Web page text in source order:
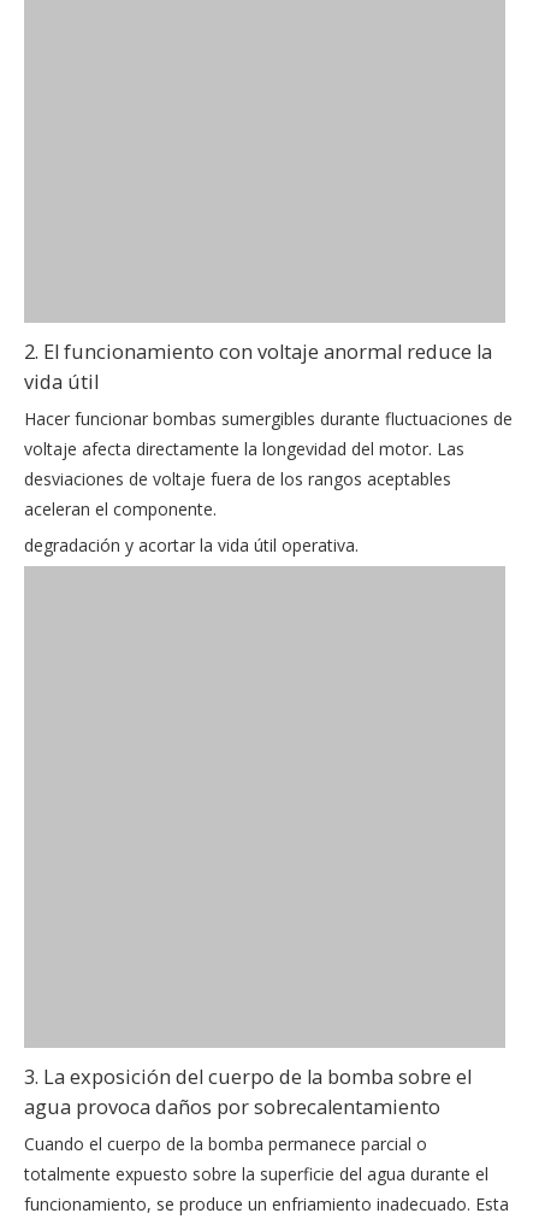
2. El funcionamiento con voltaje anormal reduce la
vida útil
Hacer funcionar bombas sumergibles durante fluctuaciones de
voltaje afecta directamente la longevidad del motor. Las
desviaciones de voltaje fuera de los rangos aceptables
aceleran el componente.
degradación y acortar la vida útil operativa.
3. La exposición del cuerpo de la bomba sobre el
agua provoca daños por sobrecalentamiento
Cuando el cuerpo de la bomba permanece parcial o
totalmente expuesto sobre la superficie del agua durante el
funcionamiento, se produce un enfriamiento inadecuado. Esta